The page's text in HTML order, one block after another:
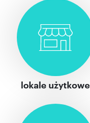
lokale użytkowe